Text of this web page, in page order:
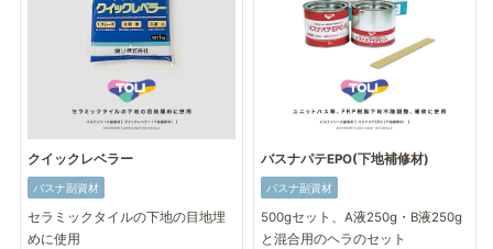
クイックレベラー
バスナ副資材
セラミックタイルの下地の目地埋
めに使用
バスナパテEPO(下地補修材)
バスナ副資材
500gセット、A液250g・B液250g
と混合用のヘラのセット